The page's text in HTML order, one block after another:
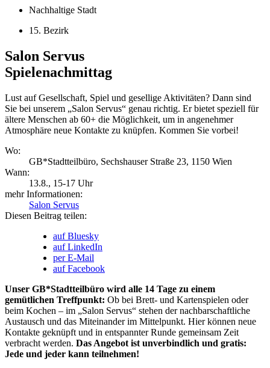
Nachhaltige Stadt
15. Bezirk
Salon Servus
Spielenachmittag
Lust auf Gesellschaft, Spiel und gesellige Aktivitäten? Dann sind
Sie bei unserem „Salon Servus“ genau richtig. Er bietet speziell für
ältere Menschen ab 60+ die Möglichkeit, um in angenehmer
Atmosphäre neue Kontakte zu knüpfen. Kommen Sie vorbei!
Wo:
GB*Stadtteilbüro, Sechshauser Straße 23, 1150 Wien
Wann:
13.8., 15-17 Uhr
mehr Informationen:
Salon Servus
Diesen Beitrag teilen:
auf Bluesky
auf LinkedIn
per E-Mail
auf Facebook
Unser GB*Stadtteilbüro wird alle 14 Tage zu einem
gemütlichen Treffpunkt: Ob bei Brett- und Kartenspielen oder
beim Kochen – im „Salon Servus“ stehen der nachbarschaftliche
Austausch und das Miteinander im Mittelpunkt. Hier können neue
Kontakte geknüpft und in entspannter Runde gemeinsam Zeit
verbracht werden. Das Angebot ist unverbindlich und gratis:
Jede und jeder kann teilnehmen!